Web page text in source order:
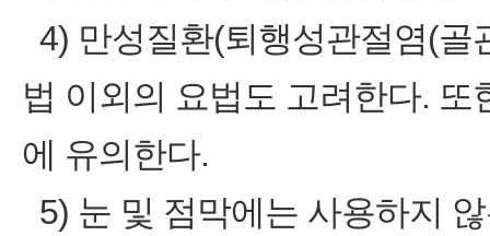
4) 만성질환(퇴행성관절염(골
법 이외의 요법도 고려한다.
에 유의한다.
5) 눈 및 점막에는 사용하지